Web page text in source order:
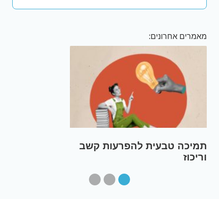
מאמרים אחרונים:
תמיכה טבעית להפרעות קשב